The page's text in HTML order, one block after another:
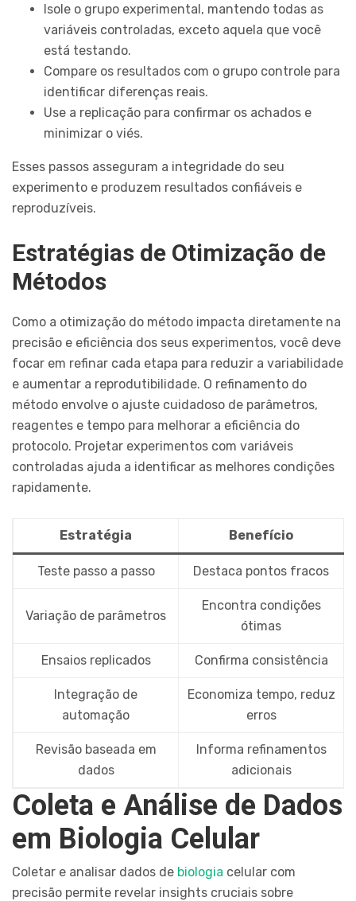
Isole o grupo experimental, mantendo todas as
variáveis controladas, exceto aquela que você
está testando.
Compare os resultados com o grupo controle para
identificar diferenças reais.
Use a replicação para confirmar os achados e
minimizar o viés.
Esses passos asseguram a integridade do seu
experimento e produzem resultados confiáveis e
reproduzíveis.
Estratégias de Otimização de
Métodos
Como a otimização do método impacta diretamente na
precisão e eficiência dos seus experimentos, você deve
focar em refinar cada etapa para reduzir a variabilidade
e aumentar a reprodutibilidade. O refinamento do
método envolve o ajuste cuidadoso de parâmetros,
reagentes e tempo para melhorar a eficiência do
protocolo. Projetar experimentos com variáveis
controladas ajuda a identificar as melhores condições
rapidamente.
Estratégia Benefício
Teste passo a passo Destaca pontos fracos
Variação de parâmetros
Encontra condições
ótimas
Ensaios replicados Confirma consistência
Integração de
automação
Economiza tempo, reduz
erros
Revisão baseada em
dados
Informa refinamentos
adicionais
Coleta e Análise de Dados
em Biologia Celular
Coletar e analisar dados de biologia celular com
precisão permite revelar insights cruciais sobre